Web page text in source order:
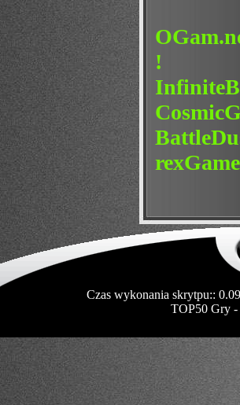
!
Czas wykonania skrytpu::
TOP50 Gry